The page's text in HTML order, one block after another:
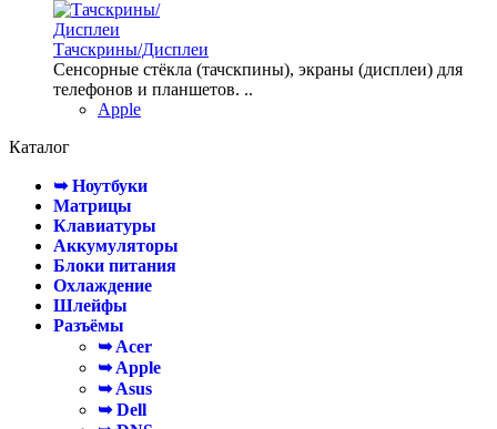
Тачскрины/Дисплеи
Сенсорные стёкла (тачскпины), экраны (дисплеи) для
телефонов и планшетов. ..
Apple
Каталог
➥ Ноутбуки
Матрицы
Клавиатуры
Аккумуляторы
Блоки питания
Охлаждение
Шлейфы
Разъёмы
➥ Acer
➥ Apple
➥ Asus
➥ Dell